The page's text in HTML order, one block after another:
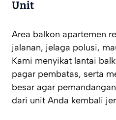
Unit
Area balkon apartemen
jalanan, jelaga polusi,
Kami menyikat lantai
pagar pembatas, serta
besar agar
dari unit Anda kembali